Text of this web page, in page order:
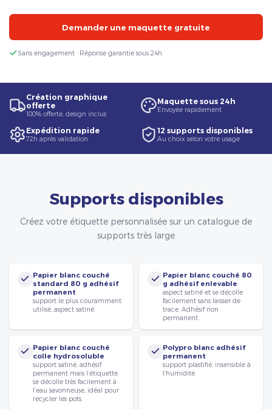
Demander une maquette gratuite
Sans engagement · Réponse garantie sous 24h
Création graphique
offerte
100% offerte, design inclus
Maquette sous 24h
Envoyée rapidement
Expédition rapide
72h après validation
12 supports disponibles
Au choix selon votre usage
Supports disponibles
Créez votre étiquette personnalisée sur un catalogue de
supports très large
Papier blanc couché
standard 80 g adhésif
permanent
support le plus couramment
utilisé, aspect satiné.
Papier blanc couché 80
g adhésif enlevable
aspect satiné et se décolle
facilement sans laisser de
trace. Adhésif non
permanent.
Papier blanc couché
colle hydrosoluble
support satiné, adhésif
permanent mais l’étiquette
se décolle très facilement à
l’eau savonneuse, idéal pour
recycler les pots.
Polypro blanc adhésif
permanent
support plastifié, insensible à
l’humidité.